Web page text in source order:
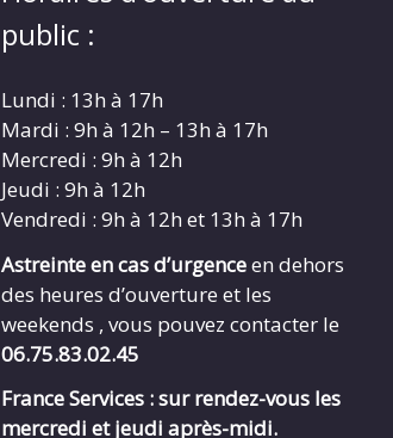
public :
Lundi : 13h à 17h
Mardi : 9h à 12h – 13h à 17h
Mercredi : 9h à 12h
Jeudi : 9h à 12h
Vendredi : 9h à 12h et 13h à 17h
Astreinte en cas d’urgenceen dehors
des heures d’ouverture et les
weekends , vous pouvez contacter le
06.75.83.02.45
France Services : sur rendez-vous les
mercredi et jeudi après-midi.